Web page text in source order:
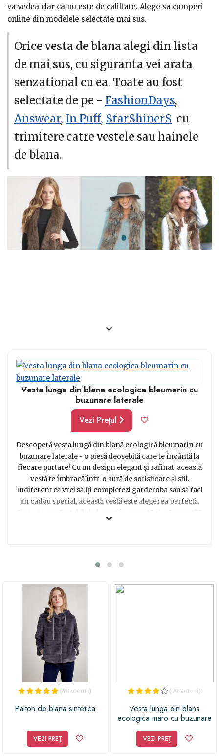
va vedea clar ca nu este de caliltate. Alege sa cumperi
online din modelele selectate mai sus.
Orice vesta de blana alegi din lista
de mai sus, cu siguranta vei arata
senzational cu ea. Toate au fost
selectate de pe - FashionDays,
Answear, In Puff, StarShinerS cu
trimitere catre vestele sau hainele
de blana.
Vesta lunga din blana ecologica bleumarin cu
buzunare laterale
Vezi Prețul
Descoperă vesta lungă din blană ecologică bleumarin cu
buzunare laterale - o piesă deosebită care te încântă la
fiecare purtare! Cu un design elegant și rafinat, această
vestă te îmbracă într-o aură de sofisticare și stil.
Indiferent că vrei să îți completezi garderoba sau să faci
un cadou special, această vestă este alegerea perfectă.
Simte-te confortabil și elegant în această piesă versatilă,
tot ce ai nevoie. Bucură-te de o combinație perfectă
strălucești în orice moment. Alege această vestă și fii
gata să primești complimente la fiecare pas! Cumpără
acum și bucură-te de un cadou perfect pentru cei dragi
sau pentru tine însuți!
(48 voturi)
Palton de blana sintetica
VEZI PREȚ
(79 voturi)
Vesta lunga din blana
ecologica maro cu buzunare
VEZI PREȚ